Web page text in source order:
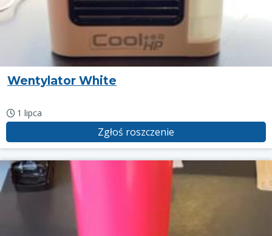
Wentylator White
1 lipca
Zgłoś roszczenie